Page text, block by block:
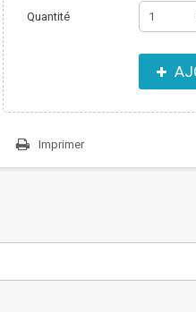
Quantité
Imprimer